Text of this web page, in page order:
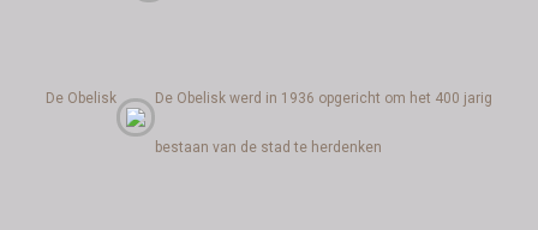
De Obelisk De Obelisk werd in 1936 opgericht om het 400 jarig
bestaan van de stad te herdenken